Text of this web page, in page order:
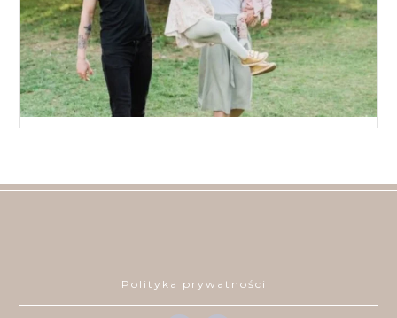
Polityka prywatności